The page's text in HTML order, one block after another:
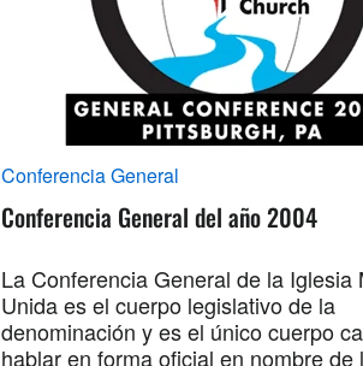
Conferencia General
Conferencia General del año 2004
La Conferencia General de la Iglesia
Unida es el cuerpo legislativo de la
denominación y es el único cuerpo
hablar en forma oficial en nombre de